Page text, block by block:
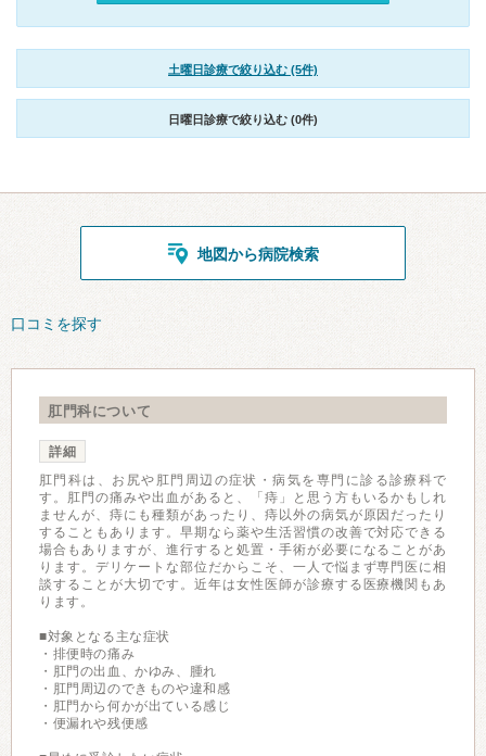
土曜日診療で絞り込む (5件)
日曜日診療で絞り込む (0件)
地図から病院検索
口コミを探す
肛門科について
詳細
肛門科は、お尻や肛門周辺の症状・病気を専門に診る診療科で
す。肛門の痛みや出血があると、「痔」と思う方もいるかもしれ
ませんが、痔にも種類があったり、痔以外の病気が原因だったり
することもあります。早期なら薬や生活習慣の改善で対応できる
場合もありますが、進行すると処置・手術が必要になることがあ
ります。デリケートな部位だからこそ、一人で悩まず専門医に相
談することが大切です。近年は女性医師が診療する医療機関もあ
ります。
■対象となる主な症状
・排便時の痛み
・肛門の出血、かゆみ、腫れ
・肛門周辺のできものや違和感
・肛門から何かが出ている感じ
・便漏れや残便感